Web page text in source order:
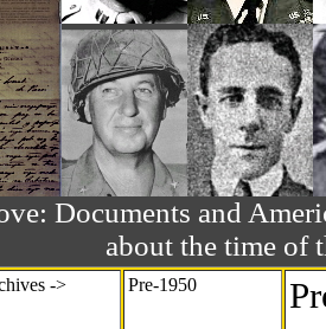
Documents and
about the time of
-> Pre-1950